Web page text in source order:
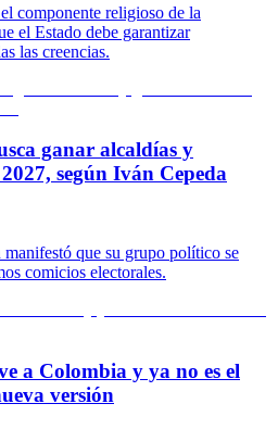
componente religioso de la
el Estado debe garantizar
las creencias.
ganar alcaldías y
según Iván Cepeda
que su grupo político se
comicios electorales.
a Colombia y ya no es el
versión